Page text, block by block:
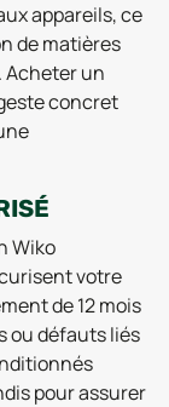
appareils, ce
de matières
Acheter un
concret
Wiko
votre
de 12 mois
ou défauts liés
pour assurer